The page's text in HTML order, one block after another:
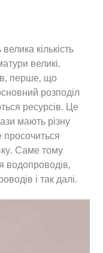
кількість
великі.
перше, що
розподіл
ресурсів. Це
мають різну
просочиться
Саме тому
водопроводів,
і так далі.